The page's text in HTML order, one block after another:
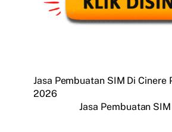
Jasa Pembuatan SIM Di Cinere
2026
Jasa Pembuatan